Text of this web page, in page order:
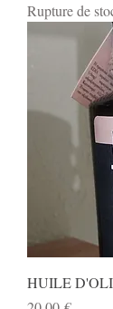
Rupture de
HUILE